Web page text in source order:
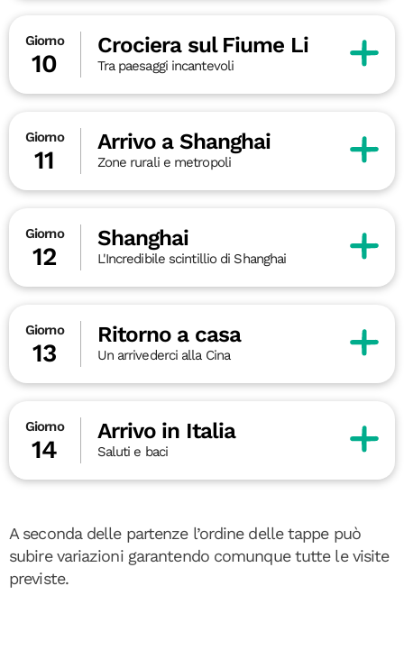
Giorno
10
Crociera sul Fiume Li
Tra paesaggi incantevoli
Giorno
11
Arrivo a Shanghai
Zone rurali e metropoli
Giorno
12
Shanghai
L'Incredibile scintillio di Shanghai
Giorno
13
Ritorno a casa
Un arrivederci alla Cina
Giorno
14
Arrivo in Italia
Saluti e baci
A seconda delle partenze l’ordine delle tappe può
subire variazioni garantendo comunque tutte le visite
previste.